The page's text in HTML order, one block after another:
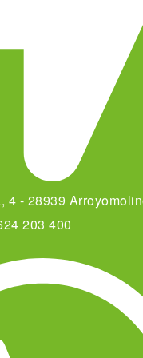
4 - 28939
203 400